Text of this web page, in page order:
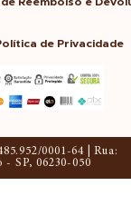
Reembolso e
de Privacidade
0001-64 | Rua:
SP, 06230-050